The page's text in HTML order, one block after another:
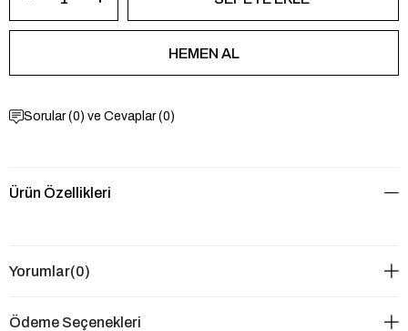
Sorular (0) ve Cevaplar (0)
Ürün Özellikleri
Yorumlar(0)
Ödeme Seçenekleri